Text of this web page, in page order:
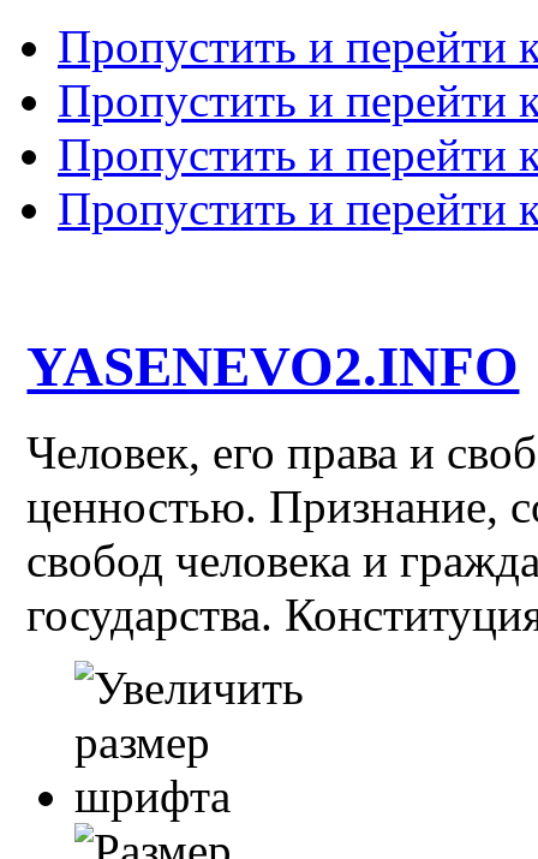
Пропустить и перейти
Пропустить и перейти
Пропустить и перейти
Пропустить и перейти
YASENEVO2.INFO
Человек, его права и
ценностью. Признание,
свобод человека и
государства.